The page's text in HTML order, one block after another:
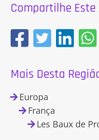
Compartilhe
Mais Desta
Europa
França
Les Baux de